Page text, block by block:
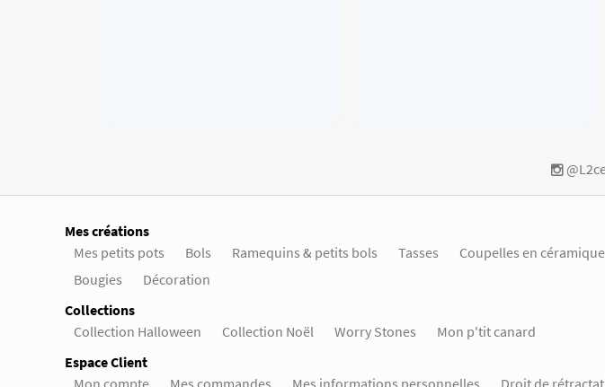
Mes créations
Mes petits pots
Bols Ramequins & petits bols Tasses Coupelles en céramique
Bougies
Décoration
Collections
Collection Halloween
Collection Noël Worry Stones
Mon p'tit canard
Espace Client
Mon compte
Mes commandes Mes informations personnelles Droit de